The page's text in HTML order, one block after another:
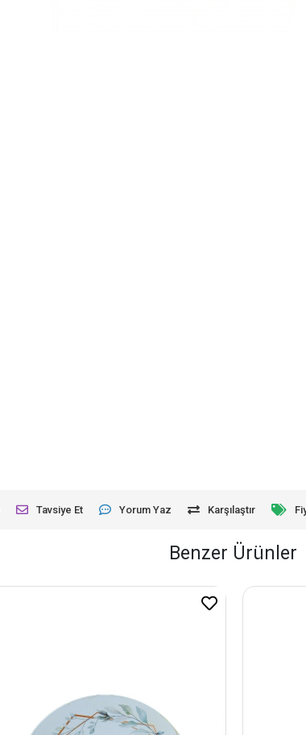
Tavsiye Et Yorum Yaz Karşılaştır
Benzer Ürünler